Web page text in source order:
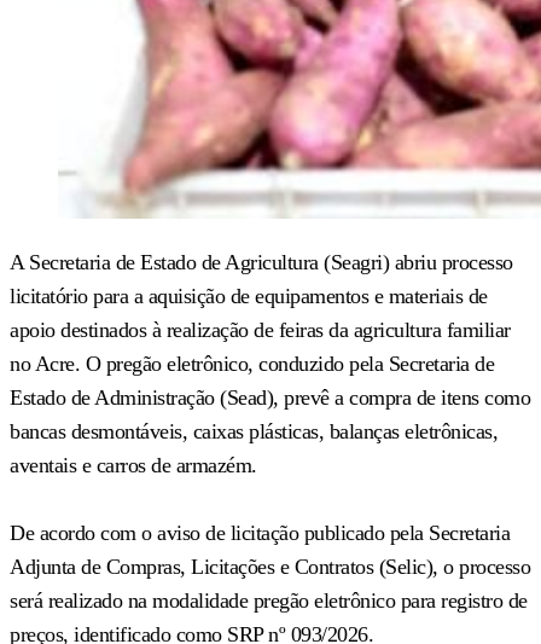
A Secretaria de Estado de Agricultura (Seagri) abriu processo
licitatório para a aquisição de equipamentos e materiais de
apoio destinados à realização de feiras da agricultura familiar
no Acre. O pregão eletrônico, conduzido pela Secretaria de
Estado de Administração (Sead), prevê a compra de itens como
bancas desmontáveis, caixas plásticas, balanças eletrônicas,
aventais e carros de armazém.
De acordo com o aviso de licitação publicado pela Secretaria
Adjunta de Compras, Licitações e Contratos (Selic), o processo
será realizado na modalidade pregão eletrônico para registro de
preços, identificado como SRP nº 093/2026.